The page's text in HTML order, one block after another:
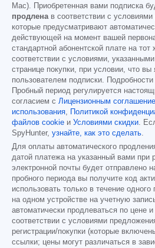
Mac). Приобретенная вами подписка
продленав соответствии с условиями
которые предусматривают
действующей на момент вашей
стандартной абонентской плате на
соответствии с условиями,
странице покупки, при условии, что
пользователем подписки.
Пробный период регулируется
согласием с Лицензионным
использования, Политикой
файлов cookie и Условиями скидки.
SpyHunter, узнайте, как это сделать.
Для оплаты автоматического
датой платежа на указанный вами при
электронной почты будет отправлено
пробного периода вы получите код
использовать только в течение
на одном устройстве на учетную
автоматически продлеваться по цене
соответствии с условиями
регистрации/покупки (которые
ссылки; цены могут различаться в